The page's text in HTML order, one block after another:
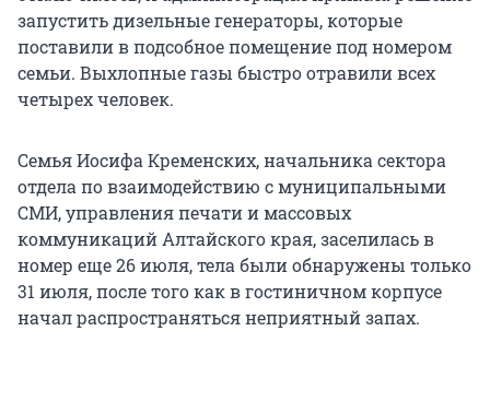
запустить дизельные генераторы, которые
поставили в подсобное помещение под номером
семьи. Выхлопные газы быстро отравили всех
четырех человек.
Семья Иосифа Кременских, начальника сектора
отдела по взаимодействию с муниципальными
СМИ, управления печати и массовых
коммуникаций Алтайского края, заселилась в
номер еще 26 июля, тела были обнаружены только
31 июля, после того как в гостиничном корпусе
начал распространяться неприятный запах.